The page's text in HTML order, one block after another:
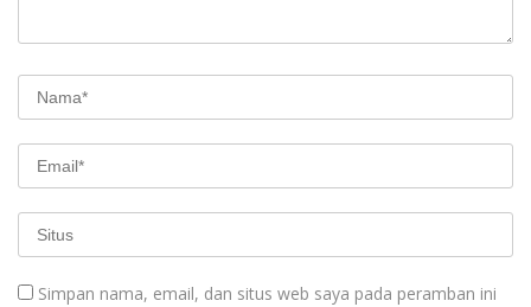
Simpan nama, email, dan situs web saya pada peramban ini